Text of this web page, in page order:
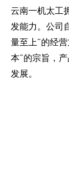
云南一机太工
发能力。公司
量至上”的经
本”的宗旨，
发展。